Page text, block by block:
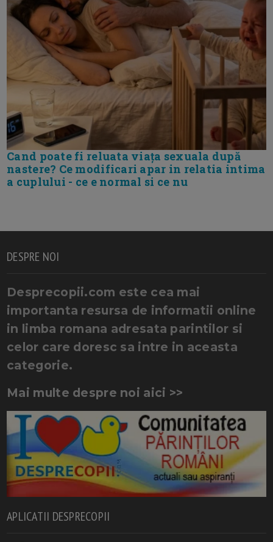
Cand poate fi reluata viața sexuala după
nastere? Ce modificari apar in relatia intima
a cuplului - ce e normal si ce nu
DESPRE NOI
Desprecopii.com este cea mai
importanta resursa de informatii online
in limba romana adresata parintilor si
celor care doresc sa intre in aceasta
categorie.
Mai multe despre noi aici >>
APLICATII DESPRECOPII